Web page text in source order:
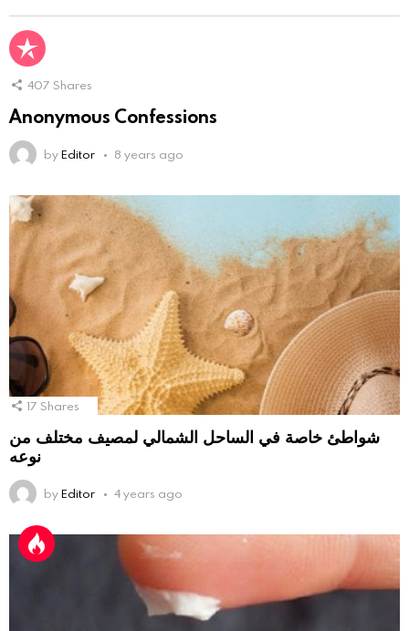
407 Shares
Anonymous Confessions
byEditor 8 years ago
17 Shares
شواطئ خاصة في الساحل الشمالي لمصيف مختلف من
نوعه
byEditor 4 years ago